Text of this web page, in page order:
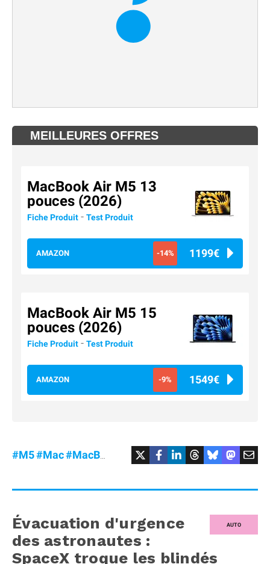
MEILLEURES OFFRES
MacBook Air M5 13
pouces (2026)
Fiche Produit - Test Produit
AMAZON -14% 1199€
MacBook Air M5 15
pouces (2026)
Fiche Produit - Test Produit
AMAZON -9% 1549€
#M5#Mac#MacBookAir #Promo
AUTO
Évacuation d'urgence
des astronautes :
SpaceX troque les blindés